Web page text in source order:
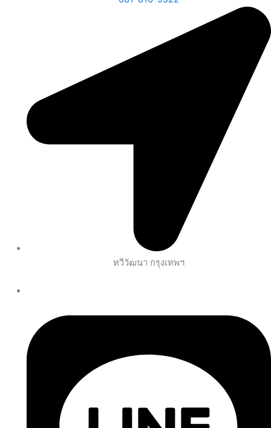
ทวีวัฒนา กรุงเทพฯ